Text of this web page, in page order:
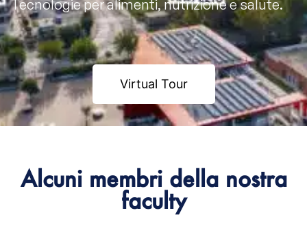
Tecnologie per alimenti, nutrizione e salute.
Virtual Tour
Alcuni membri della nostra
faculty